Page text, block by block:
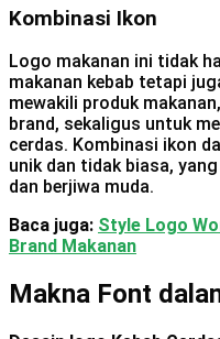
Kombinasi Ikon
Logo makanan ini tidak
makanan kebab tetapi
mewakili produk
brand, sekaligus untuk
cerdas. Kombinasi ikon
unik dan tidak biasa,
dan berjiwa muda.
Baca juga: Style Logo
Brand Makanan
Makna Font